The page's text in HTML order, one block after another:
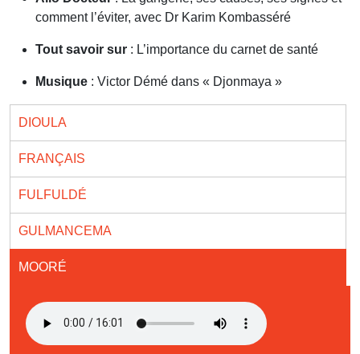
comment l’éviter, avec Dr Karim Kombasséré
Tout savoir sur : L’importance du carnet de santé
Musique : Victor Démé dans « Djonmaya »
DIOULA
FRANÇAIS
FULFULDÉ
GULMANCEMA
MOORÉ